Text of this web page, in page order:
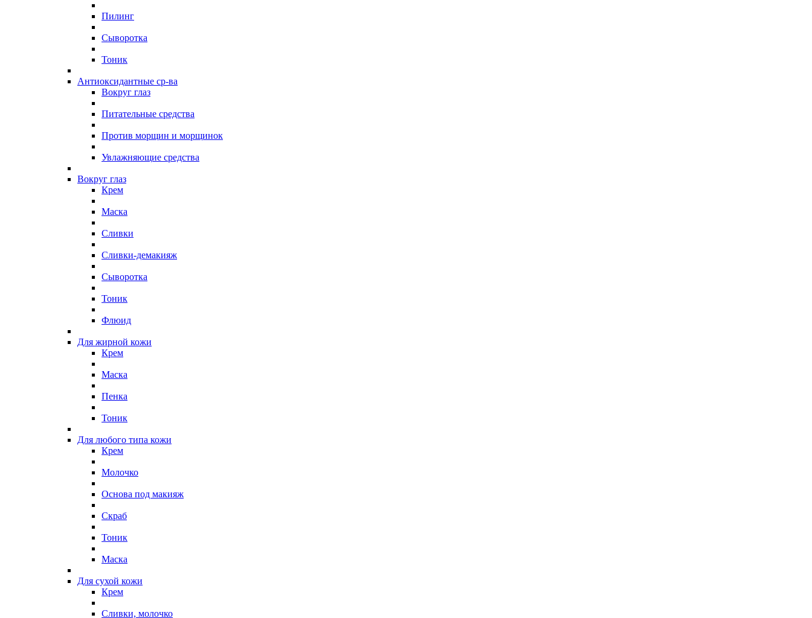
Пилинг
Сыворотка
Тоник
Антиоксидантные ср-ва
Вокруг глаз
Питательные средства
Против морщин и морщинок
Увлажняющие средства
Вокруг глаз
Крем
Маска
Сливки
Сливки-демакияж
Сыворотка
Тоник
Флюид
Для жирной кожи
Крем
Маска
Пенка
Тоник
Для любого типа кожи
Крем
Молочко
Основа под макияж
Скраб
Тоник
Маска
Для сухой кожи
Крем
Сливки, молочко